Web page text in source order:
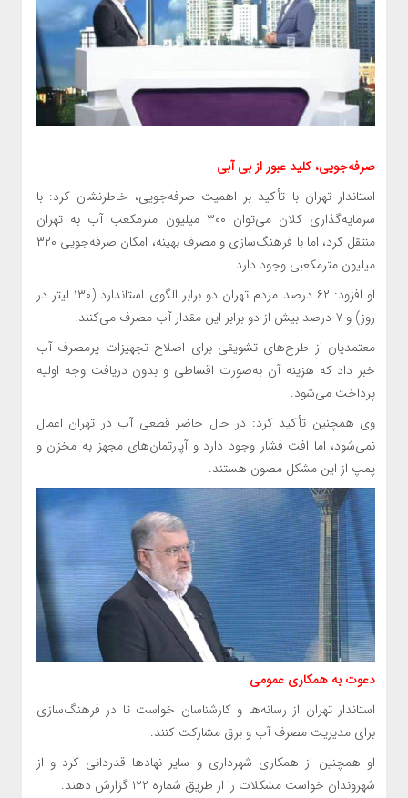
صرفه‌جویی، کلید عبور از بی آبی
استاندار تهران با تأکید بر اهمیت صرفه‌جویی، خاطرنشان کرد: با
سرمایه‌گذاری کلان می‌توان ۳۰۰ میلیون مترمکعب آب به تهران
منتقل کرد، اما با فرهنگ‌سازی و مصرف بهینه، امکان صرفه‌جویی ۳۲۰
میلیون مترمکعبی وجود دارد.
او افزود: ۶۲ درصد مردم تهران دو برابر الگوی استاندارد (۱۳۰ لیتر در
روز) و ۷ درصد بیش از دو برابر این مقدار آب مصرف می‌کنند.
معتمدیان از طرح‌های تشویقی برای اصلاح تجهیزات پرمصرف آب
خبر داد که هزینه آن به‌صورت اقساطی و بدون دریافت وجه اولیه
پرداخت می‌شود.
وی همچنین تأکید کرد: در حال حاضر قطعی آب در تهران اعمال
نمی‌شود، اما افت فشار وجود دارد و آپارتمان‌های مجهز به مخزن و
پمپ از این مشکل مصون هستند.
دعوت به همکاری عمومی
استاندار تهران از رسانه‌ها و کارشناسان خواست تا در فرهنگ‌سازی
برای مدیریت مصرف آب و برق مشارکت کنند.
او همچنین از همکاری شهرداری و سایر نهادها قدردانی کرد و از
شهروندان خواست مشکلات را از طریق شماره ۱۲۲ گزارش دهند.